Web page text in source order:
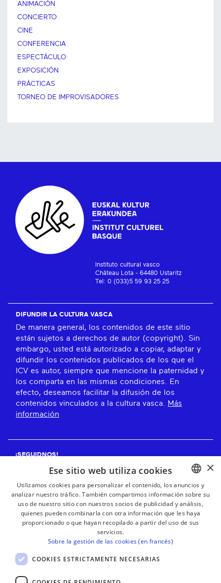
ANIMACIÓN
CONCIERTO
CINE
CONFERENCIA
ESPECTÁCULO
EXPOSICIÓN
PRÁCTICAS
TORNEO DE IMPROVISADORES
Instituto cultural vasco
Château Lota - 64480 Ustaritz
Tel: 0 (033)5 59 93 25 25
DIFUNDIR LA CULTURA VASCA
De manera general, los contenidos de este sitio
están sujetos a derechos de autor (copyright). Sin
embargo, usted está autorizado a copiar, adaptar y
difundir los contenidos publicados de los que el
ICV es autor, siempre que mencione la paternidad y
los comparta en las mismas condiciones. En
efecto, deseamos facilitar la difusión de los
contenidos vinculados a la cultura vasca.
Más
información
¡SEGUIDNOS!
¡RECIBE NUESTROS BOLETINES!
Suscribirse
BASQUE
FRENCH
×
Ese sitio web utiliza cookies
Utilizamos cookies para personalizar el contenido, los anuncios y
analizar nuestro tráfico. También compartimos información sobre su
uso de nuestro sitio con nuestros socios de publicidad y análisis,
quienes pueden combinarla con otra información que les haya
proporcionado o que hayan recopilado a partir del uso de sus
servicios.
Sobre la gestión de las cookies (en francés)
COOKIES ESTRICTAMENTE NECESARIAS